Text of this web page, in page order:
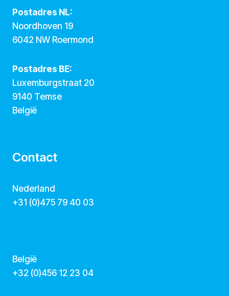
Postadres NL:
Noordhoven 19
6042 NW Roermond
Postadres BE:
Luxemburgstraat 20
9140 Temse
België
Contact
Nederland
+31 (0)475 79 40 03
België
‭+32 (0)456 12 23 04‬